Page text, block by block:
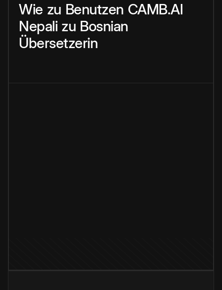
Wie zu Benutzen CAMB.AI
Nepali zu Bosnian
Übersetzerin